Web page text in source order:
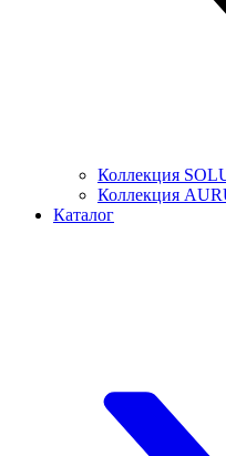
Коллекция
Коллекция
Каталог